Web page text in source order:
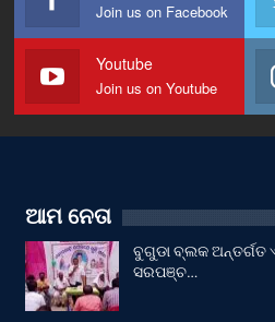
Join us on Facebook
Youtube
Join us on Youtube
ଆମ ନେତା
ବୁଗୁଡା ବ୍ଲକ ଅନ୍ତର୍ଗତ
ସରପଞ୍ଚ…